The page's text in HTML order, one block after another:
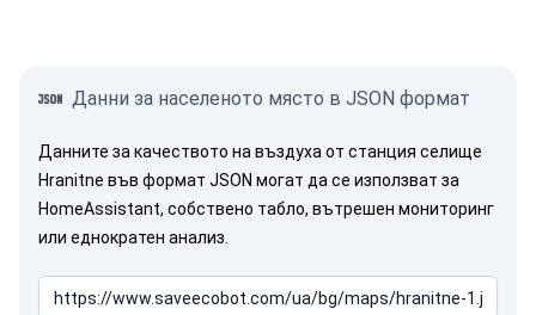
Данни за населеното място в JSON формат
Данните за качеството на въздуха от станция селище
Hranitne във формат JSON могат да се използват за
HomeAssistant, собствено табло, вътрешен мониторинг
или еднократен анализ.